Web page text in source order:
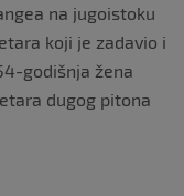
na jugoistoku
koji je zadavio i
godišnja žena
dugog pitona